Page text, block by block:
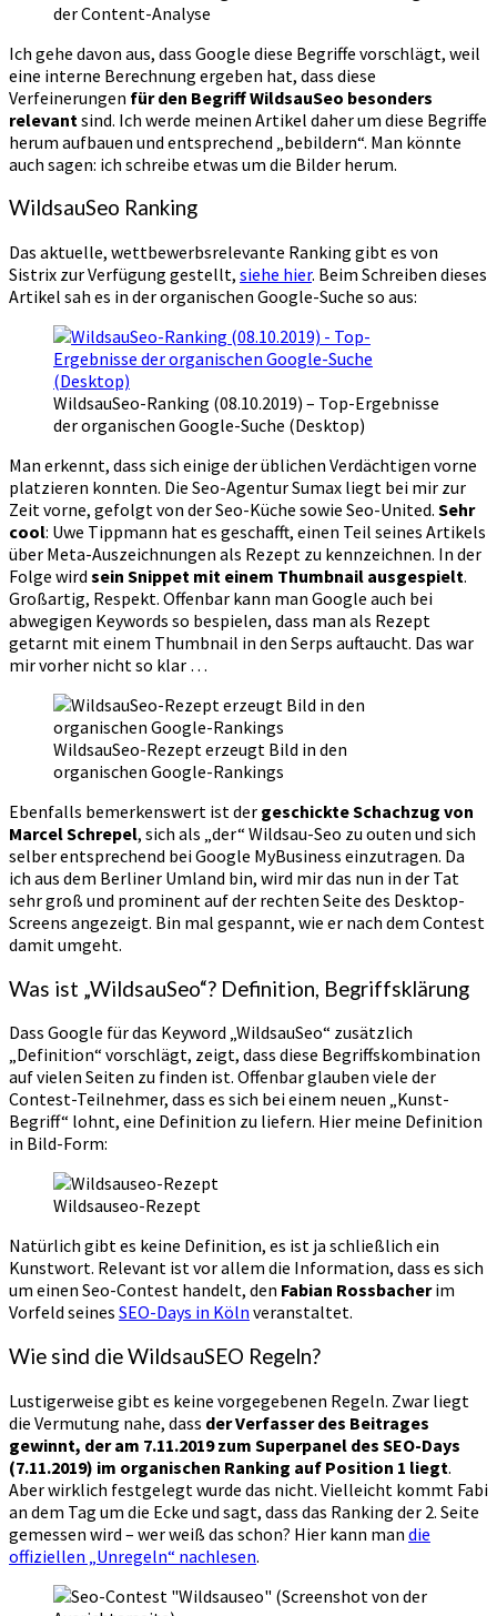
der Content-Analyse
Ich gehe davon aus, dass Google diese Begriffe vorschlägt, weil
eine interne Berechnung ergeben hat, dass diese
Verfeinerungen für den Begriff WildsauSeo besonders
relevant sind. Ich werde meinen Artikel daher um diese Begriffe
herum aufbauen und entsprechend „bebildern“. Man könnte
auch sagen: ich schreibe etwas um die Bilder herum.
WildsauSeo Ranking
Das aktuelle, wettbewerbsrelevante Ranking gibt es von
Sistrix zur Verfügung gestellt, siehe hier. Beim Schreiben dieses
Artikel sah es in der organischen Google-Suche so aus:
WildsauSeo-Ranking (08.10.2019) – Top-Ergebnisse
der organischen Google-Suche (Desktop)
Man erkennt, dass sich einige der üblichen Verdächtigen vorne
platzieren konnten. Die Seo-Agentur Sumax liegt bei mir zur
Zeit vorne, gefolgt von der Seo-Küche sowie Seo-United. Sehr
cool: Uwe Tippmann hat es geschafft, einen Teil seines Artikels
über Meta-Auszeichnungen als Rezept zu kennzeichnen. In der
Folge wird sein Snippet mit einem Thumbnail ausgespielt.
Großartig, Respekt. Offenbar kann man Google auch bei
abwegigen Keywords so bespielen, dass man als Rezept
getarnt mit einem Thumbnail in den Serps auftaucht. Das war
mir vorher nicht so klar …
WildsauSeo-Rezept erzeugt Bild in den
organischen Google-Rankings
Ebenfalls bemerkenswert ist der geschickte Schachzug von
Marcel Schrepel, sich als „der“ Wildsau-Seo zu outen und sich
selber entsprechend bei Google MyBusiness einzutragen. Da
ich aus dem Berliner Umland bin, wird mir das nun in der Tat
sehr groß und prominent auf der rechten Seite des Desktop-
Screens angezeigt. Bin mal gespannt, wie er nach dem Contest
damit umgeht.
Was ist „WildsauSeo“? Definition, Begriffsklärung
Dass Google für das Keyword „WildsauSeo“ zusätzlich
„Definition“ vorschlägt, zeigt, dass diese Begriffskombination
auf vielen Seiten zu finden ist. Offenbar glauben viele der
Contest-Teilnehmer, dass es sich bei einem neuen „Kunst-
Begriff“ lohnt, eine Definition zu liefern. Hier meine Definition
in Bild-Form:
Wildsauseo-Rezept
Natürlich gibt es keine Definition, es ist ja schließlich ein
Kunstwort. Relevant ist vor allem die Information, dass es sich
um einen Seo-Contest handelt, den Fabian Rossbacherim
Vorfeld seines SEO-Days in Köln veranstaltet.
Wie sind die WildsauSEO Regeln?
Lustigerweise gibt es keine vorgegebenen Regeln. Zwar liegt
die Vermutung nahe, dass der Verfasser des Beitrages
gewinnt, der am 7.11.2019 zum Superpanel des SEO-Days
(7.11.2019) im organischen Ranking auf Position 1 liegt.
Aber wirklich festgelegt wurde das nicht. Vielleicht kommt Fabi
an dem Tag um die Ecke und sagt, dass das Ranking der 2. Seite
gemessen wird – wer weiß das schon? Hier kann man die
offiziellen „Unregeln“ nachlesen.